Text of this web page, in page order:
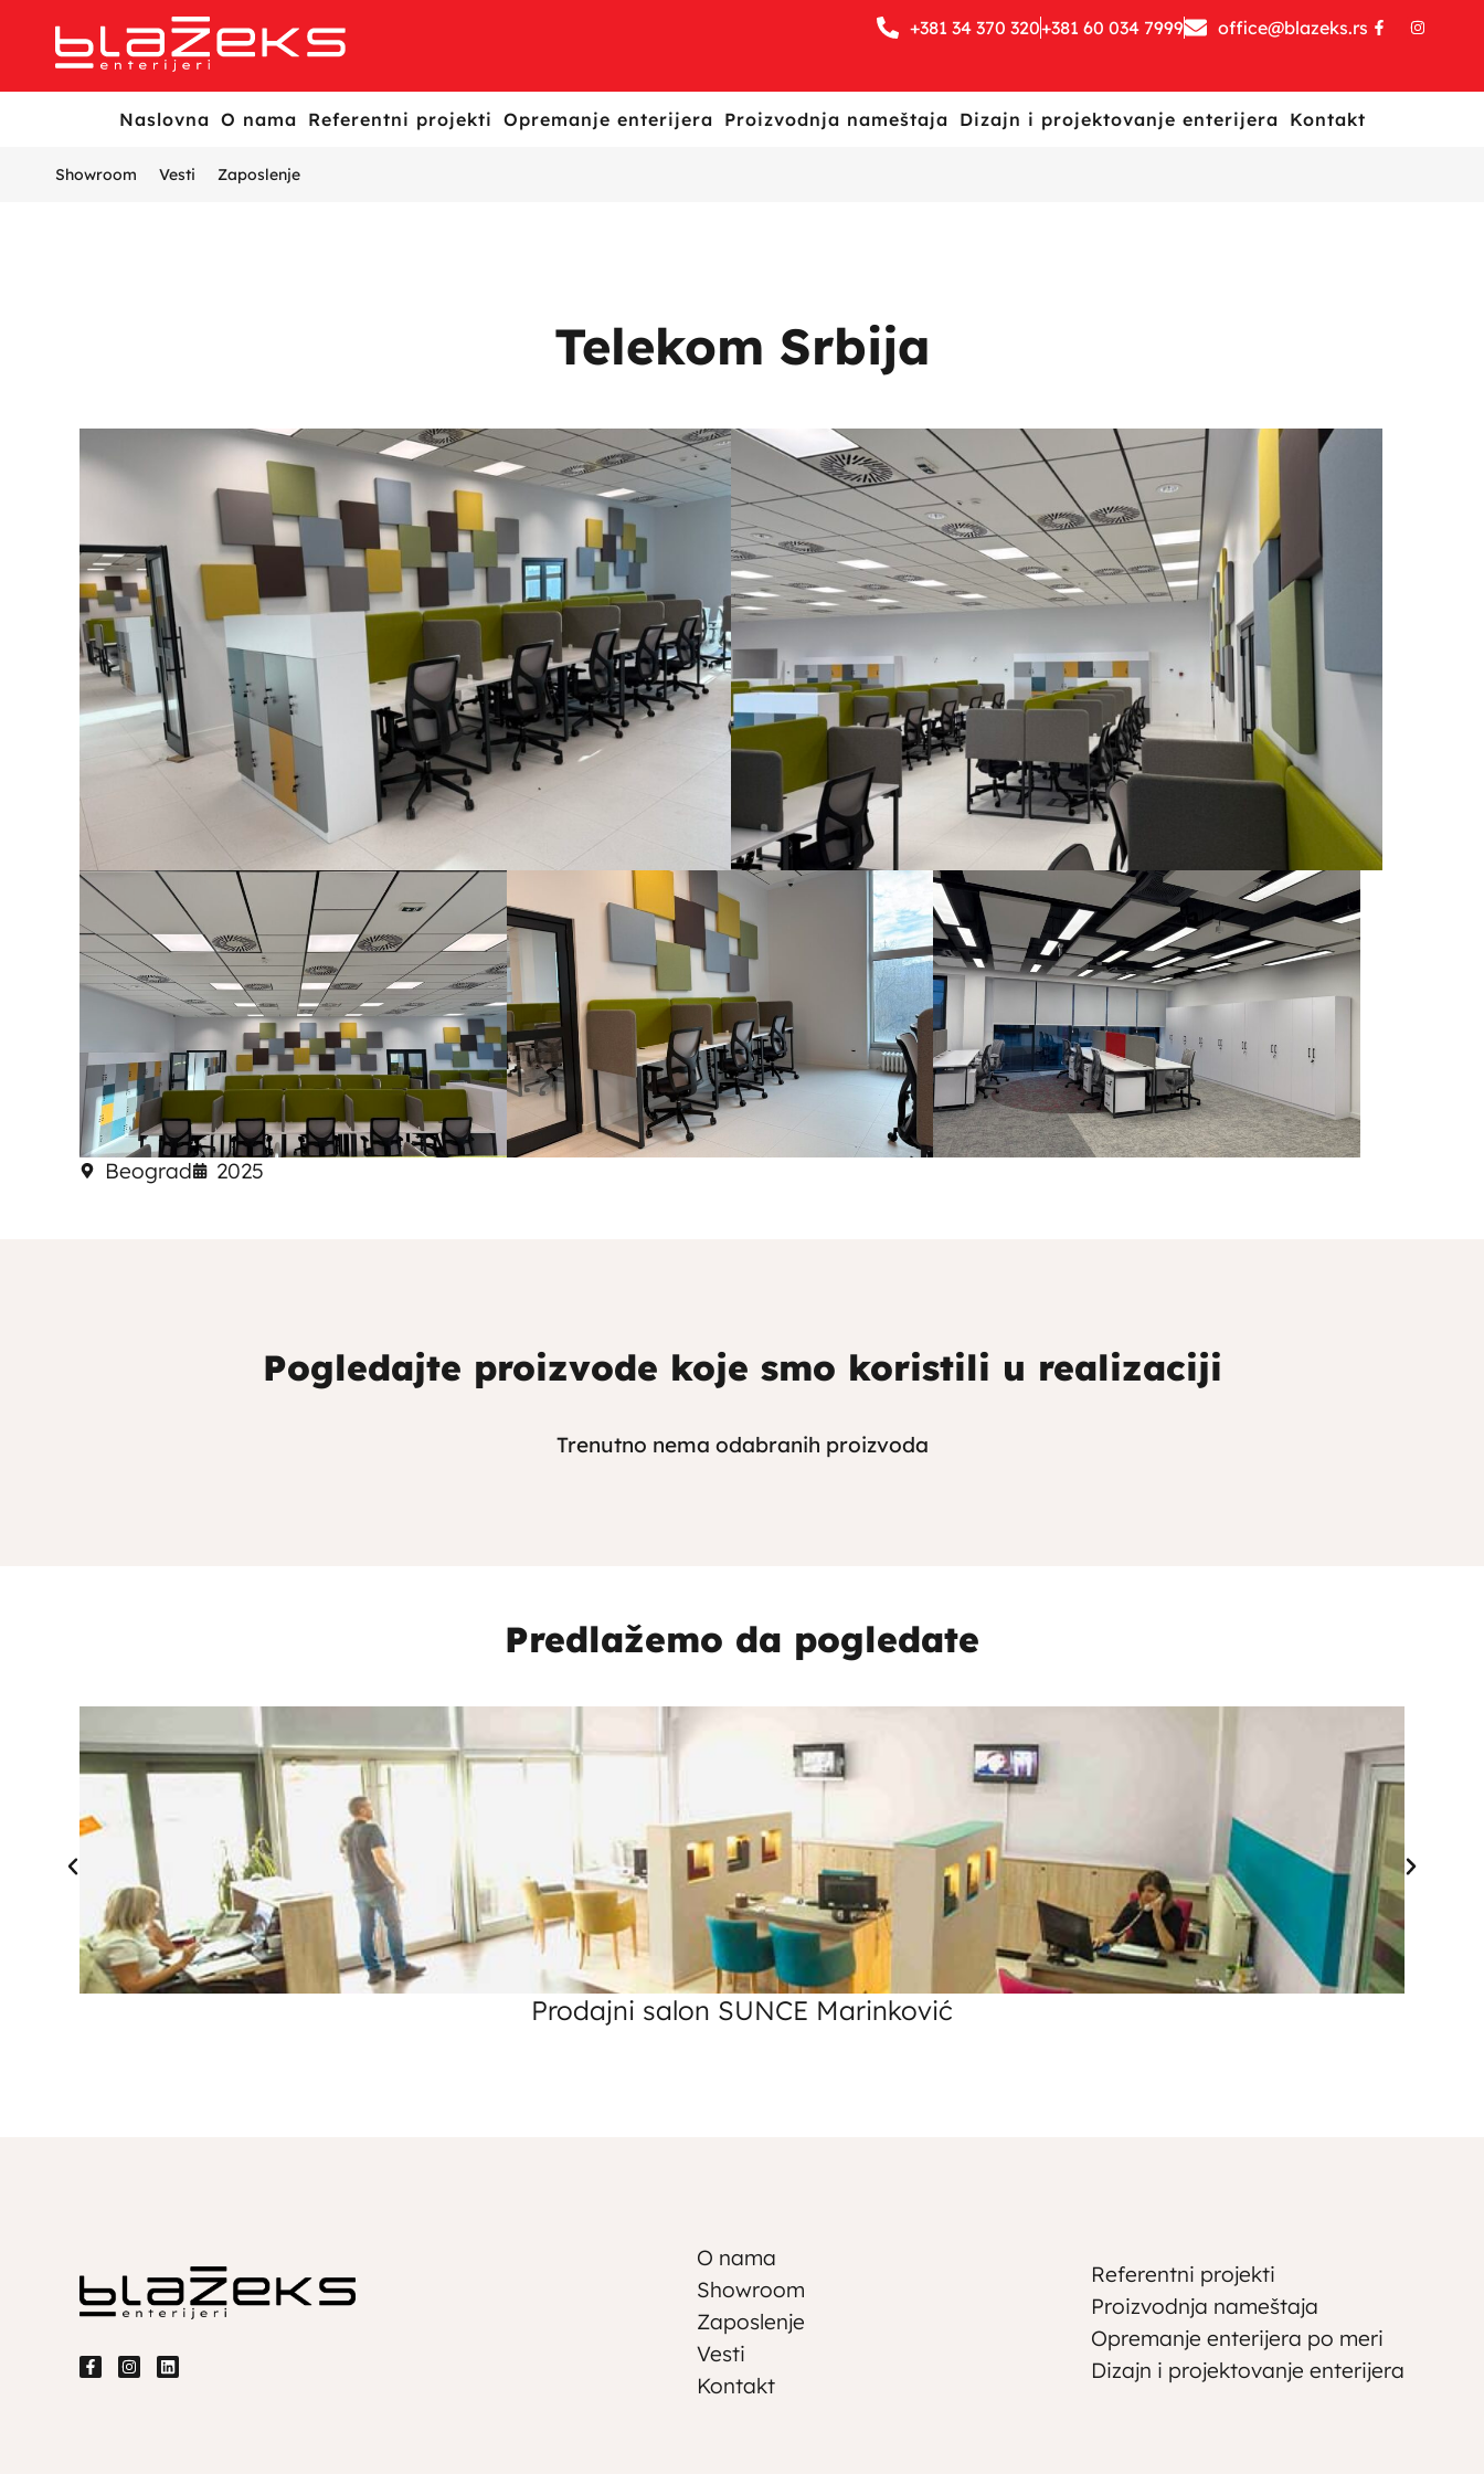
+381 34 370 320+381 60 034 7999 office@blazeks.rs
Naslovna O nama Referentni projekti Opremanje enterijera Proizvodnja nameštaja Dizajn i projektovanje enterijera Kontakt
Showroom Vesti Zaposlenje
Telekom Srbija
Beograd 2025
Pogledajte proizvode koje smo koristili u realizaciji
Trenutno nema odabranih proizvoda
Predlažemo da pogledate
Prodajni salon SUNCE Marinković
O nama
Showroom
Zaposlenje
Vesti
Kontakt
Referentni projekti
Proizvodnja nameštaja
Opremanje enterijera po meri
Dizajn i projektovanje enterijera